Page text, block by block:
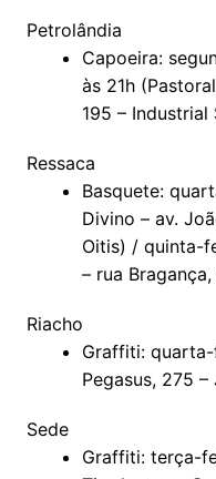
Petrolândia
Capoeira:
às 21h
195 – Industrial
Ressaca
Basquete:
Divino – av.
Oitis) / quinta-
– rua
Riacho
Graffiti: quarta-
Pegasus, 275
Sede
Graffiti: terça-